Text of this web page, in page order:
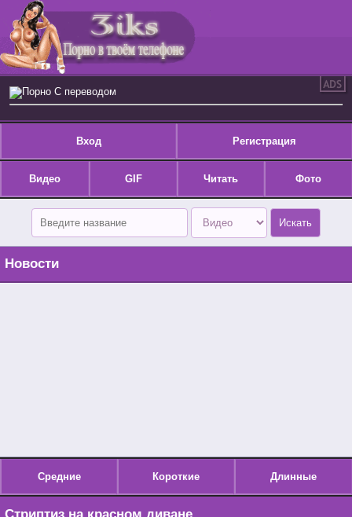
Порно С переводом
Вход Регистрация
Видео GIF Читать Фото
Новости
Средние Короткие Длинные
Стриптиз на красном диване